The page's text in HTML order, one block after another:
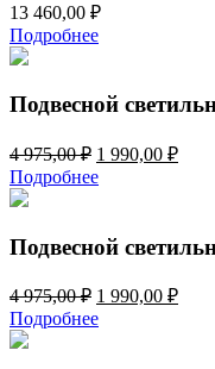
13 460,00 ₽
Подробнее
Подвесной
4 975,00₽
цена
составляла
975,00 ₽.
1 990,00 ₽
Подробнее
Подвесной
4 975,00₽
цена
составляла
1 990,00 ₽
Подробнее